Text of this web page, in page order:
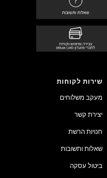
שירות לקוחות
מעקב משלוחים
יצירת קשר
חנויות הרשת
שאלות ותשובות
ביטול עסקה